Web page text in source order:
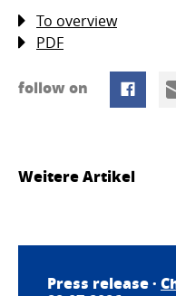
To overview
PDF
follow on
Weitere Artikel
Press release ·